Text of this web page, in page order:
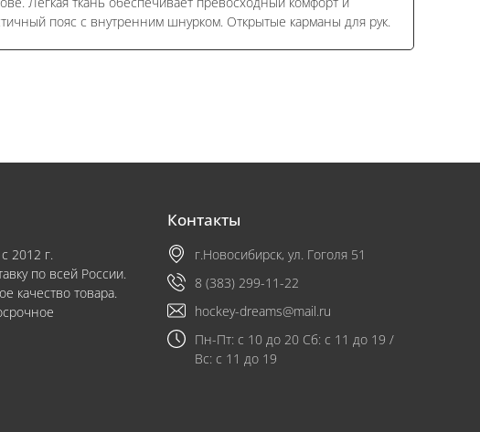
пояс с внутренним шнурком. Открытые карманы для рук.
2012 г.
по всей России.
качество товара.
Контакты
г.Новосибирск, ул. Гоголя 51
8 (383) 299-11-22
hockey-dreams@mail.ru
Пн-Пт: с 10 до 20 Сб: с 11 до 19 /
Вс: с 11 до 19